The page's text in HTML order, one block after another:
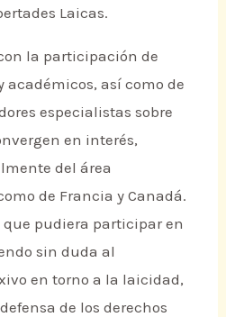
Laicas.
la participación de
así como de
especialistas sobre
en interés,
del área
de Francia y Canadá.
pudiera participar en
sin duda al
en torno a la laicidad,
de los derechos